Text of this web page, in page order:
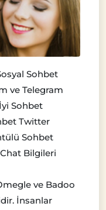
Sohbet
ve Telegram
Sohbet
Twitter
Sohbet
Bilgileri
ve Badoo
İnsanlar